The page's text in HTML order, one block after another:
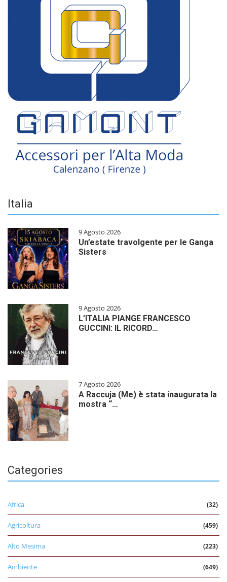
Italia
9 Agosto 2026
Un’estate travolgente per le Ganga
Sisters
9 Agosto 2026
L’ITALIA PIANGE FRANCESCO
GUCCINI: IL RICORD…
7 Agosto 2026
A Raccuja (Me) è stata inaugurata la
mostra “…
Categories
Africa (32)
Agricoltura (459)
Alto Mesima (223)
Ambiente (649)